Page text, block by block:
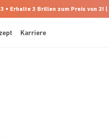
• Erhalte 3 Brillen zum Preis von 2! |
Karriere